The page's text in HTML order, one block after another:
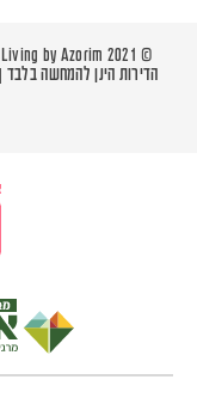
הדירות הינן להמחשה בלבד |